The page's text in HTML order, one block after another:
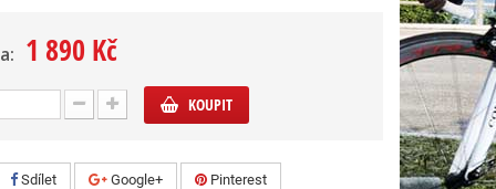
1 890 Kč
KOUPIT
Sdílet Google+ Pinterest